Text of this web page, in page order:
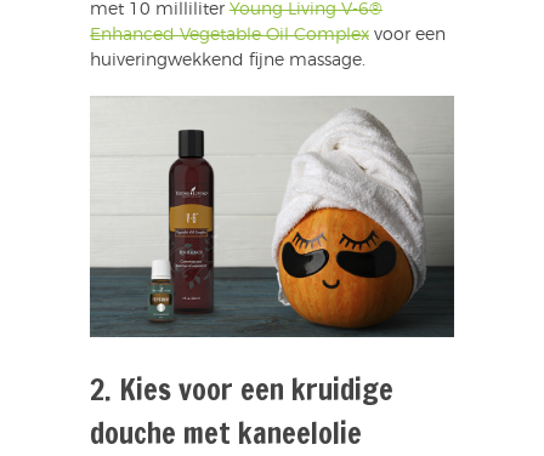
met 10 milliliter Young Living V-6®
Enhanced Vegetable Oil Complex voor een
huiveringwekkend fijne massage.
2. Kies voor een kruidige
douche met kaneelolie